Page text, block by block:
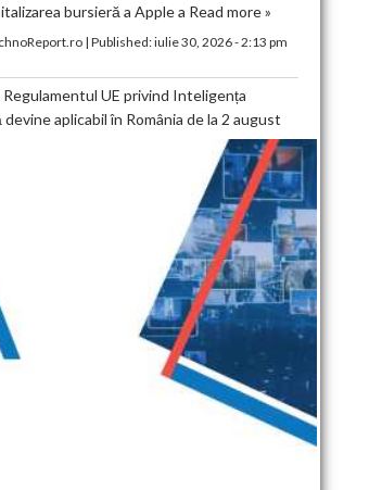
bursieră a Apple a Read more »
| Published:iulie 30, 2026 - 2:13 pm
UE privind Inteligența
aplicabil în România de la 2 august